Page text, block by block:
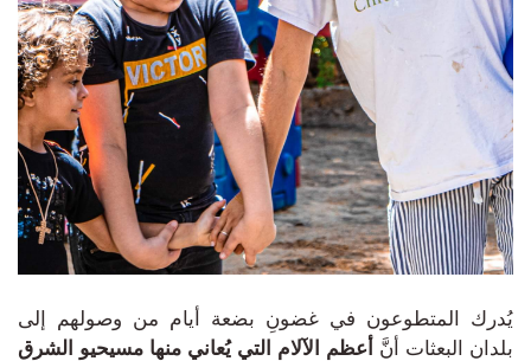
يُدرك المتطوعون في غضونِ بضعة أيام من وصولهم إلى
بلدان البعثات أنَّ أعظم الآلام التي يُعاني منها مسيحيو الشرق